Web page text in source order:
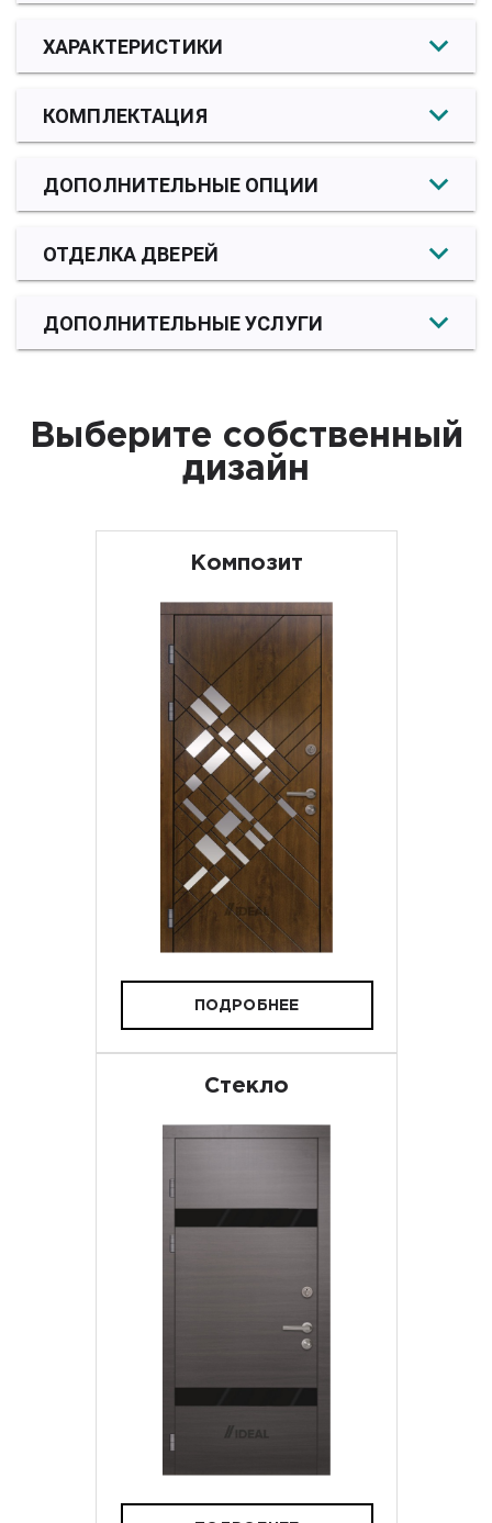
ХАРАКТЕРИСТИКИ
КОМПЛЕКТАЦИЯ
ДОПОЛНИТЕЛЬНЫЕ ОПЦИИ
ОТДЕЛКА ДВЕРЕЙ
ДОПОЛНИТЕЛЬНЫЕ УСЛУГИ
Выберите собственный
дизайн
Композит
ПОДРОБНЕЕ
Стекло